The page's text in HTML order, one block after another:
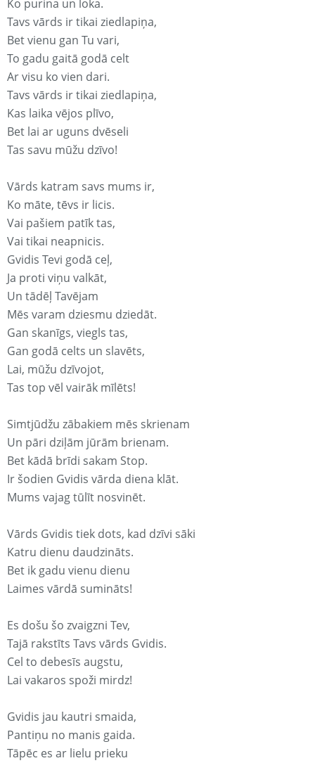
Ko purina un loka.
Tavs vārds ir tikai ziedlapiņa,
Bet vienu gan Tu vari,
To gadu gaitā godā celt
Ar visu ko vien dari.
Tavs vārds ir tikai ziedlapiņa,
Kas laika vējos plīvo,
Bet lai ar uguns dvēseli
Tas savu mūžu dzīvo!
Vārds katram savs mums ir,
Ko māte, tēvs ir licis.
Vai pašiem patīk tas,
Vai tikai neapnicis.
Gvidis Tevi godā ceļ,
Ja proti viņu valkāt,
Un tādēļ Tavējam
Mēs varam dziesmu dziedāt.
Gan skanīgs, viegls tas,
Gan godā celts un slavēts,
Lai, mūžu dzīvojot,
Tas top vēl vairāk mīlēts!
Simtjūdžu zābakiem mēs skrienam
Un pāri dziļām jūrām brienam.
Bet kādā brīdi sakam Stop.
Ir šodien Gvidis vārda diena klāt.
Mums vajag tūlīt nosvinēt.
Vārds Gvidis tiek dots, kad dzīvi sāki
Katru dienu daudzināts.
Bet ik gadu vienu dienu
Laimes vārdā sumināts!
Es došu šo zvaigzni Tev,
Tajā rakstīts Tavs vārds Gvidis.
Cel to debesīs augstu,
Lai vakaros spoži mirdz!
Gvidis jau kautri smaida,
Pantiņu no manis gaida.
Tāpēc es ar lielu prieku